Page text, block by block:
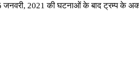
2021 की घटनाओं के बाद ट्रम्प के